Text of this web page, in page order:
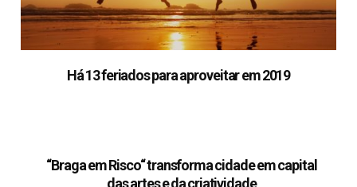
Há 13 feriados para aproveitar em 2019
“Braga em Risco“ transforma cidade em capital
das artes e da criatividade